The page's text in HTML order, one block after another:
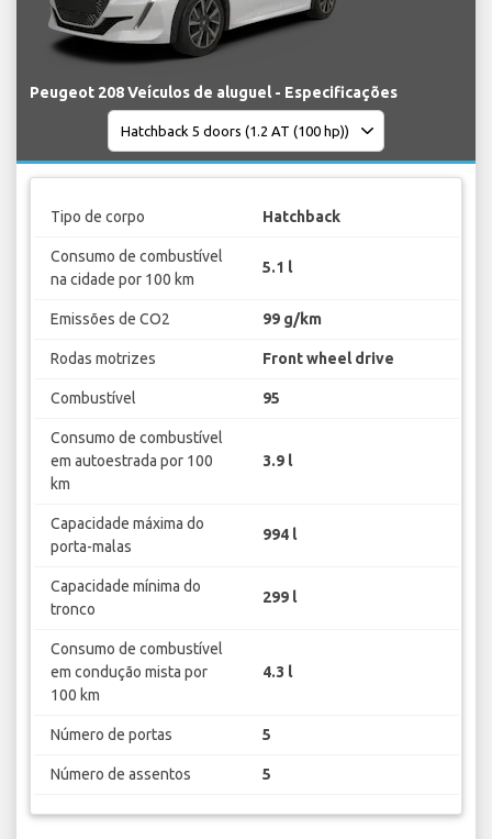
Peugeot 208 Veículos de aluguel - Especificações
Tipo de corpo Hatchback
Consumo de combustível
na cidade por 100 km
5.1 l
Emissões de CO2 99 g/km
Rodas motrizes Front wheel drive
Combustível 95
Consumo de combustível
em autoestrada por 100
km
3.9 l
Capacidade máxima do
porta-malas
994 l
Capacidade mínima do
tronco
299 l
Consumo de combustível
em condução mista por
100 km
4.3 l
Número de portas 5
Número de assentos 5